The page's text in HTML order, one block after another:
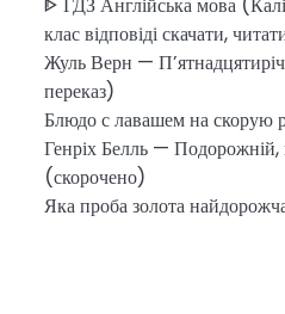
клас відповіді скачати,
Жуль Верн —
переказ)
Блюдо с лавашем на скорую
Генріх Белль —
(скорочено)
Яка проба золота